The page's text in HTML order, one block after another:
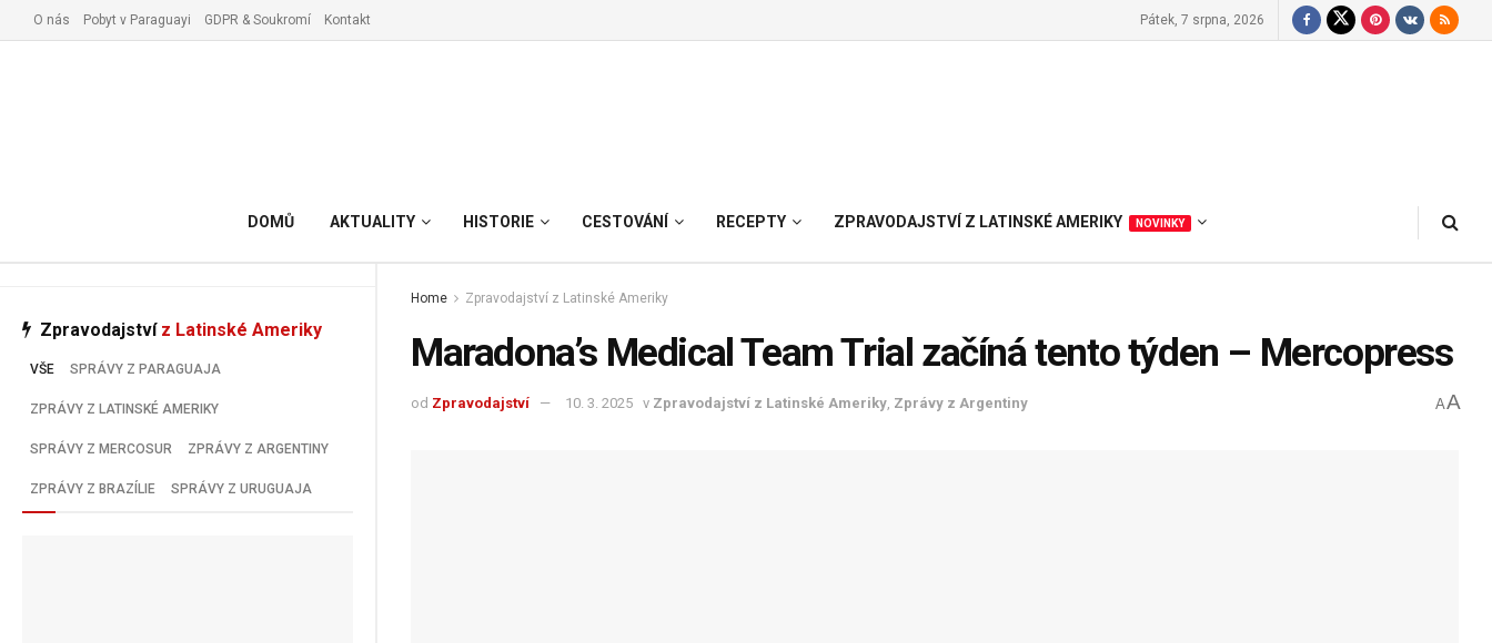
Vyřízení pobytu v Paraguay
Zpravodajství z Latinské Ameriky
VŠE SPRÁVY Z PARAGUAJA
ZPRÁVY Z LATINSKÉ AMERIKY
SPRÁVY Z MERCOSUR ZPRÁVY Z ARGENTINY
ZPRÁVY Z BRAZÍLIE SPRÁVY Z URUGUAJA
O nás Pobyt v Paraguayi GDPR & Soukromí Kontakt Pátek, 7 srpna, 2026
DOMŮ AKTUALITY HISTORIE CESTOVÁNÍ RECEPTY ZPRAVODAJSTVÍ Z LATINSKÉ AMERIKY NOVINKY
Home Zpravodajství z Latinské Ameriky
Maradona’s Medical Team Trial začíná tento týden – Mercopress
od Zpravodajství 10. 3. 2025 v Zpravodajství z Latinské Ameriky, Zprávy z Argentiny AA